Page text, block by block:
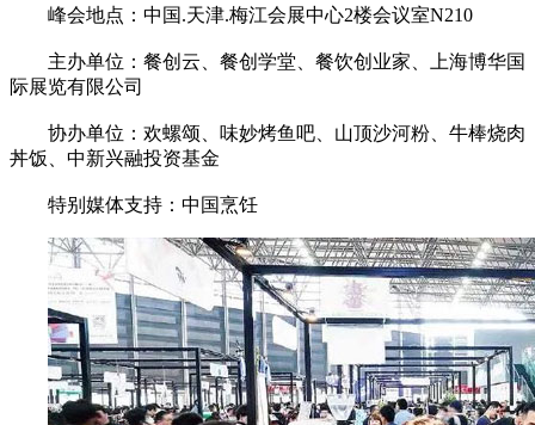
峰会地点：中国.天津.梅江会展中心2楼会议室N210
主办单位：餐创云、餐创学堂、餐饮创业家、上海博华国
际展览有限公司
协办单位：欢螺颂、味妙烤鱼吧、山顶沙河粉、牛棒烧肉
丼饭、中新兴融投资基金
特别媒体支持：中国烹饪